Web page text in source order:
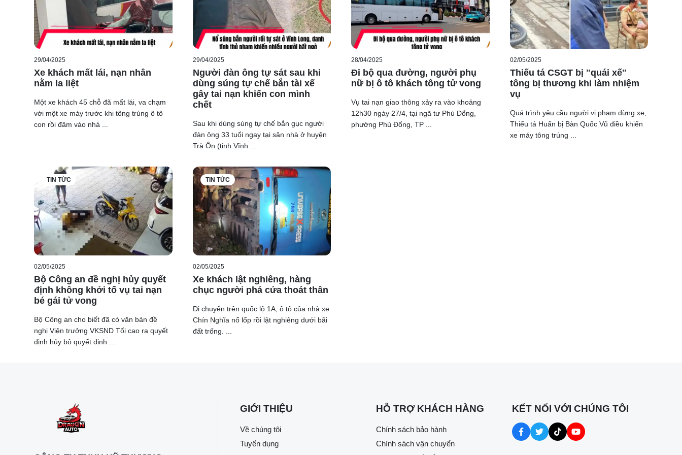
Xe của tài xế T. chạy tới không xử lý kịp đã chèn qua người của T. khiến em bị thương dẫn đến tử vong.
Kết quả, Cơ quan cảnh sát điều tra Công an huyện Trà Ôn ra quyết định không khởi tố vụ án.
29/04/2025
Xe khách mất lái, nạn nhân
nằm la liệt
Một xe khách 45 chỗ đã mất lái, va chạm
với một xe máy trước khi tông trúng ô tô
con rồi đâm vào nhà ...
29/04/2025
Người đàn ông tự sát sau khi
dùng súng tự chế bắn tài xế
gây tai nạn khiến con mình
chết
Sau khi dùng súng tự chế bắn gục người
đàn ông 33 tuổi ngay tại sân nhà ở huyện
Trà Ôn (tỉnh Vĩnh ...
28/04/2025
Đi bộ qua đường, người phụ
nữ bị ô tô khách tông tử vong
Vụ tai nạn giao thông xảy ra vào khoảng
12h30 ngày 27/4, tại ngã tư Phù Đổng,
phường Phù Đổng, TP ...
02/05/2025
Thiếu tá CSGT bị "quái xế"
tông bị thương khi làm nhiệm
vụ
Quá trình yêu cầu người vi phạm dừng xe,
Thiếu tá Huấn bị Bàn Quốc Vũ điều khiển
xe máy tông trúng ...
TIN TỨC
02/05/2025
Bộ Công an đề nghị hủy quyết
định không khởi tố vụ tai nạn
bé gái tử vong
Bộ Công an cho biết đã có văn bản đề
nghị Viện trưởng VKSND Tối cao ra quyết
định hủy bỏ quyết định ...
TIN TỨC
02/05/2025
Xe khách lật nghiêng, hàng
chục người phá cửa thoát thân
Di chuyển trên quốc lộ 1A, ô tô của nhà xe
Chín Nghĩa nổ lốp rồi lật nghiêng dưới bãi
đất trống. ...
GIỚI THIỆU
Về chúng tôi
Tuyển dụng
HỖ TRỢ KHÁCH HÀNG
Chính sách bảo hành
Chính sách vận chuyển
KẾT NỐI VỚI CHÚNG TÔI